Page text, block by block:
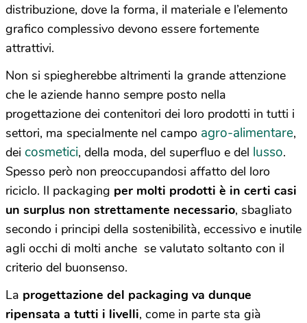
distribuzione, dove la forma, il materiale e l’elemento
grafico complessivo devono essere fortemente
attrattivi.
Non si spiegherebbe altrimenti la grande attenzione
che le aziende hanno sempre posto nella
progettazione dei contenitori dei loro prodotti in tutti i
settori, ma specialmente nel campo agro-alimentare,
dei cosmetici, della moda, del superfluo e del lusso.
Spesso però non preoccupandosi affatto del loro
riciclo. Il packaging per molti prodotti è in certi casi
un surplus non strettamente necessario, sbagliato
secondo i principi della sostenibilità, eccessivo e inutile
agli occhi di molti anche se valutato soltanto con il
criterio del buonsenso.
La progettazione del packaging va dunque
ripensata a tutti i livelli, come in parte sta già